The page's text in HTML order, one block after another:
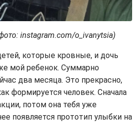
instagram.com/o_ivanytsia)
которые кровные, и дочь
мой ребенок. Суммарно
два месяца. Это прекрасно,
формируется человек. Сначала
потом она тебя уже
появляется прототип улыбки на